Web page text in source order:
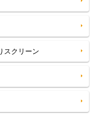
スクリーン